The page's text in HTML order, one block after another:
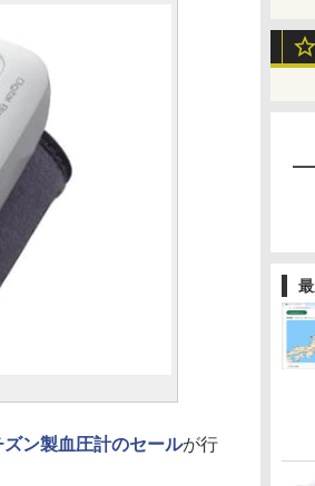
ズン製血圧計のセールが行